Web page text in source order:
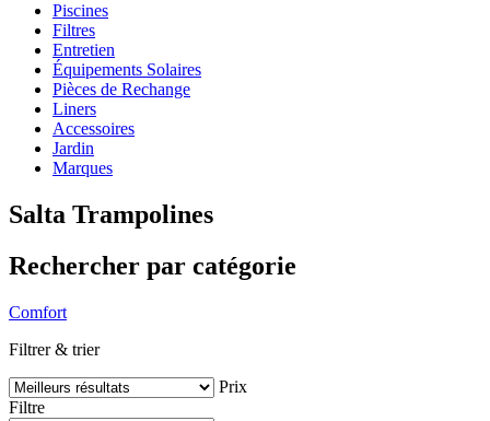
Piscines
Filtres
Entretien
Équipements Solaires
Pièces de Rechange
Liners
Accessoires
Jardin
Marques
Salta Trampolines
Rechercher par catégorie
Comfort
Filtrer & trier
Prix
Filtre